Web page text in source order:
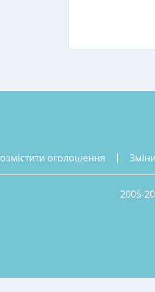
розмістити оголошення
2005-